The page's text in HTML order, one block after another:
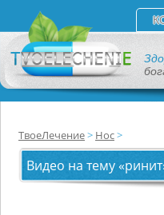
ТвоеЛечение Нос
Видео на тему